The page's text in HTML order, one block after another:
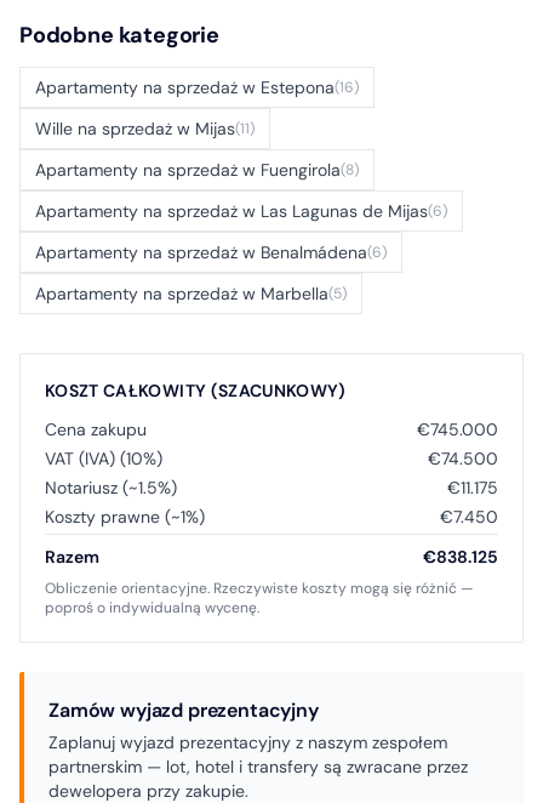
Podobne kategorie
Apartamenty na sprzedaż w Estepona(16)
Wille na sprzedaż w Mijas(11)
Apartamenty na sprzedaż w Fuengirola(8)
Apartamenty na sprzedaż w Las Lagunas de Mijas(6)
Apartamenty na sprzedaż w Benalmádena(6)
Apartamenty na sprzedaż w Marbella(5)
KOSZT CAŁKOWITY (SZACUNKOWY)
Cena zakupu
€745.000
VAT (IVA) (10%)
€74.500
Notariusz (~1.5%)
€11.175
Koszty prawne (~1%)
€7.450
Razem
€838.125
Obliczenie orientacyjne. Rzeczywiste koszty mogą się różnić —
poproś o indywidualną wycenę.
Zamów wyjazd prezentacyjny
Zaplanuj wyjazd prezentacyjny z naszym zespołem
partnerskim — lot, hotel i transfery są zwracane przez
dewelopera przy zakupie.